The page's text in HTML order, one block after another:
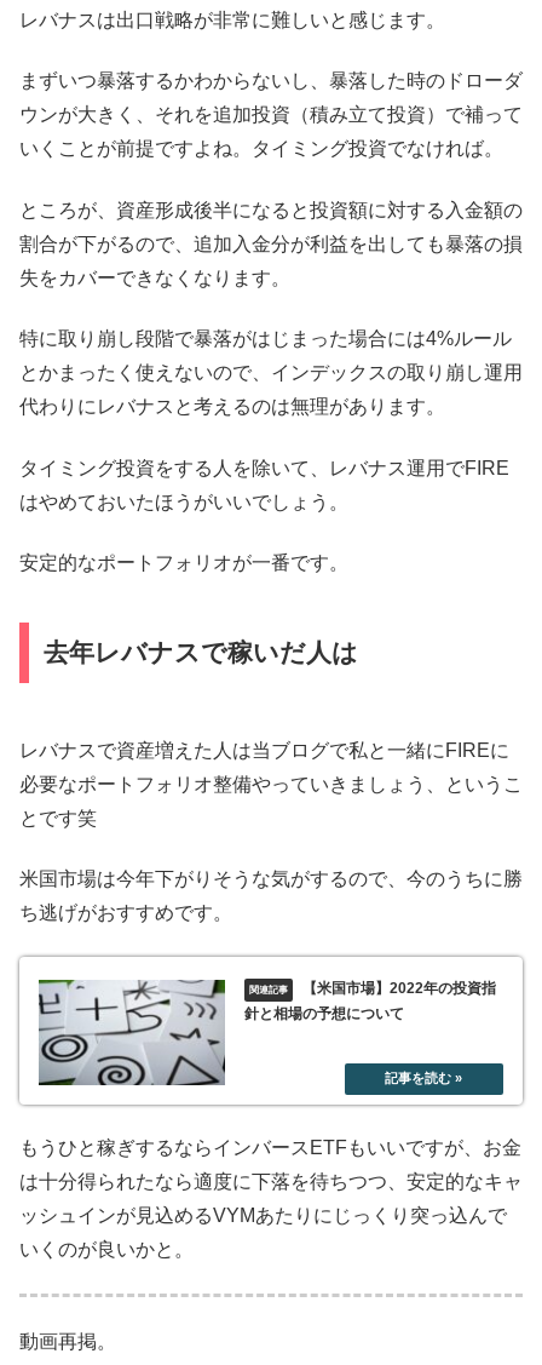
レバナスは出口戦略が非常に難しいと感じます。
まずいつ暴落するかわからないし、暴落した時のドローダ
ウンが大きく、それを追加投資（積み立て投資）で補って
いくことが前提ですよね。タイミング投資でなければ。
ところが、資産形成後半になると投資額に対する入金額の
割合が下がるので、追加入金分が利益を出しても暴落の損
失をカバーできなくなります。
特に取り崩し段階で暴落がはじまった場合には4%ルール
とかまったく使えないので、インデックスの取り崩し運用
代わりにレバナスと考えるのは無理があります。
タイミング投資をする人を除いて、レバナス運用でFIRE
はやめておいたほうがいいでしょう。
安定的なポートフォリオが一番です。
去年レバナスで稼いだ人は
レバナスで資産増えた人は当ブログで私と一緒にFIREに
必要なポートフォリオ整備やっていきましょう、というこ
とです笑
米国市場は今年下がりそうな気がするので、今のうちに勝
ち逃げがおすすめです。
【米国市場】2022年の投資指
針と相場の予想について
もうひと稼ぎするならインバースETFもいいですが、お金
は十分得られたなら適度に下落を待ちつつ、安定的なキャ
ッシュインが見込めるVYMあたりにじっくり突っ込んで
いくのが良いかと。
動画再掲。